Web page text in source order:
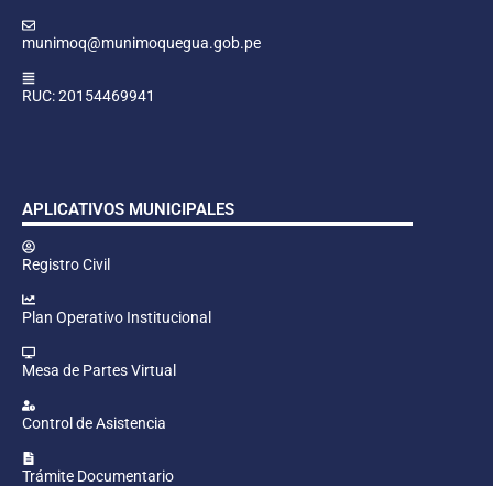
munimoq@munimoquegua.gob.pe
RUC: 20154469941
APLICATIVOS MUNICIPALES
Registro Civil
Plan Operativo Institucional
Mesa de Partes Virtual
Control de Asistencia
Trámite Documentario